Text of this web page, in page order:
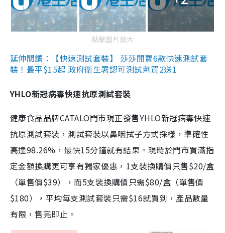
點擊圖片放大
延伸閱讀：【快速測試套裝】 莎莎開賣6款快速測試套
裝！最平$15起 政府衛生署認可測試劑買2送1
YHLO新冠病毒快速抗原測試套裝
健康食品品牌CATALO門市現正發售YHLO新冠病毒快速
抗原測試套裝，測試套裝以鼻咽拭子方式採樣，準確性
高達98.26%，最快15分鐘就有結果。現時於門市買滿指
定金額換購更可享有獨家優惠，1支裝換購價只售$20/盒
（單售價$39），而5支裝換購價只需$80/盒（單售價
$180），平均每支測試套裝只需$16就買到，產品數量
有限，售完即止。